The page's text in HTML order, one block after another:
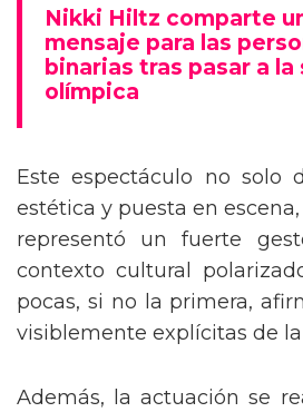
Nikki Hiltz comparte
mensaje para las
binarias tras pasar a la
olímpica
Este espectáculo no solo
estética y puesta en
representó un fuerte
contexto cultural
pocas, si no la primera,
visiblemente explícitas de
Además, la actuación se